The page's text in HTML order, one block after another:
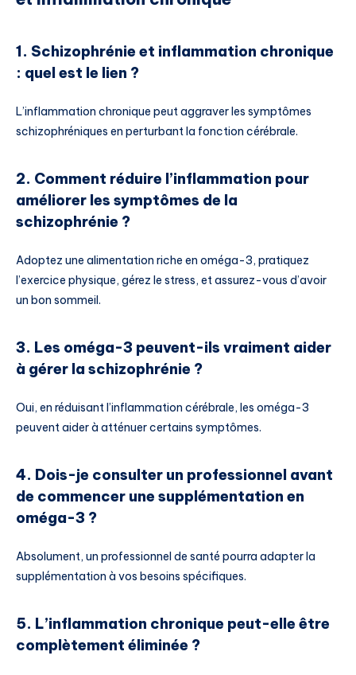
1. Schizophrénie et inflammation chronique
: quel est le lien ?
L’inflammation chronique peut aggraver les symptômes
schizophréniques en perturbant la fonction cérébrale.
2. Comment réduire l’inflammation pour
améliorer les symptômes de la
schizophrénie ?
Adoptez une alimentation riche en oméga-3, pratiquez
l’exercice physique, gérez le stress, et assurez-vous d’avoir
un bon sommeil.
3. Les oméga-3 peuvent-ils vraiment aider
à gérer la schizophrénie ?
Oui, en réduisant l’inflammation cérébrale, les oméga-3
peuvent aider à atténuer certains symptômes.
4. Dois-je consulter un professionnel avant
de commencer une supplémentation en
oméga-3 ?
Absolument, un professionnel de santé pourra adapter la
supplémentation à vos besoins spécifiques.
5. L’inflammation chronique peut-elle être
complètement éliminée ?